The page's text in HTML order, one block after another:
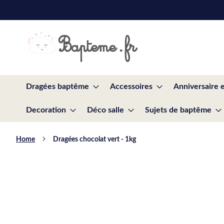
to
Dragées baptême Accessoires Anniversaire
Decoration Déco salle Sujets de baptême
Home Dragées chocolat vert - 1kg